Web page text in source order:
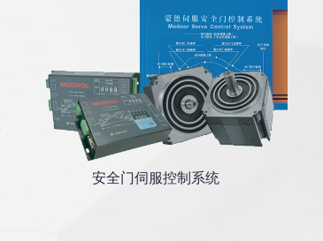
安全门伺服控制系统